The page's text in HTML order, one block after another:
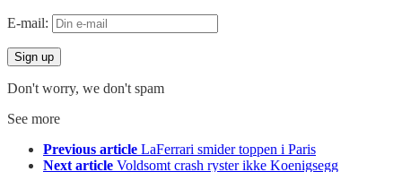
E-mail:
Don't worry, we don't spam
See more
Previous article LaFerrari smider toppen i Paris
Next article Voldsomt crash ryster ikke Koenigsegg